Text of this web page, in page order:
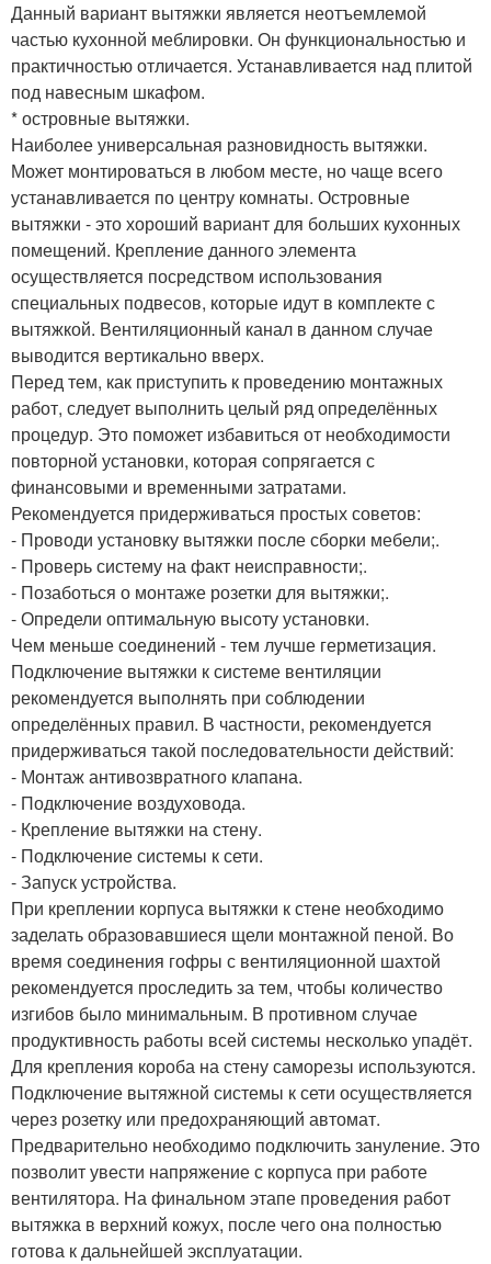
Данный вариант вытяжки является неотъемлемой
частью кухонной меблировки. Он функциональностью и
практичностью отличается. Устанавливается над плитой
под навесным шкафом.
* островные вытяжки.
Наиболее универсальная разновидность вытяжки.
Может монтироваться в любом месте, но чаще всего
устанавливается по центру комнаты. Островные
вытяжки - это хороший вариант для больших кухонных
помещений. Крепление данного элемента
осуществляется посредством использования
специальных подвесов, которые идут в комплекте с
вытяжкой. Вентиляционный канал в данном случае
выводится вертикально вверх.
Перед тем, как приступить к проведению монтажных
работ, следует выполнить целый ряд определённых
процедур. Это поможет избавиться от необходимости
повторной установки, которая сопрягается с
финансовыми и временными затратами.
Рекомендуется придерживаться простых советов:
- Проводи установку вытяжки после сборки мебели;.
- Проверь систему на факт неисправности;.
- Позаботься о монтаже розетки для вытяжки;.
- Определи оптимальную высоту установки.
Чем меньше соединений - тем лучше герметизация.
Подключение вытяжки к системе вентиляции
рекомендуется выполнять при соблюдении
определённых правил. В частности, рекомендуется
придерживаться такой последовательности действий:
- Монтаж антивозвратного клапана.
- Подключение воздуховода.
- Крепление вытяжки на стену.
- Подключение системы к сети.
- Запуск устройства.
При креплении корпуса вытяжки к стене необходимо
заделать образовавшиеся щели монтажной пеной. Во
время соединения гофры с вентиляционной шахтой
рекомендуется проследить за тем, чтобы количество
изгибов было минимальным. В противном случае
продуктивность работы всей системы несколько упадёт.
Для крепления короба на стену саморезы используются.
Подключение вытяжной системы к сети осуществляется
через розетку или предохраняющий автомат.
Предварительно необходимо подключить зануление. Это
позволит увести напряжение с корпуса при работе
вентилятора. На финальном этапе проведения работ
вытяжка в верхний кожух, после чего она полностью
готова к дальнейшей эксплуатации.